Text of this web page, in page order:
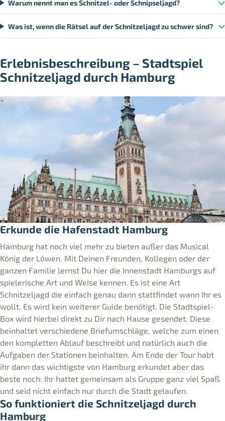
Warum nennt man es Schnitzel- oder Schnipseljagd?
Was ist, wenn die Rätsel auf der Schnitzeljagd zu schwer sind?
Erlebnisbeschreibung – Stadtspiel
Schnitzeljagd durch Hamburg
Erkunde die Hafenstadt Hamburg
Hamburg hat noch viel mehr zu bieten außer das Musical
König der Löwen. Mit Deinen Freunden, Kollegen oder der
ganzen Familie lernst Du hier die Innenstadt Hamburgs auf
spielerische Art und Weise kennen. Es ist eine Art
Schnitzeljagd die einfach genau dann stattfindet wann Ihr es
wollt. Es wird kein weiterer Guide benötigt. Die Stadtspiel-
Box wird hierbei direkt zu Dir nach Hause gesendet. Diese
beinhaltet verschiedene Briefumschläge, welche zum einen
den kompletten Ablauf beschreibt und natürlich auch die
Aufgaben der Stationen beinhalten. Am Ende der Tour habt
ihr dann das wichtigste von Hamburg erkundet aber das
beste noch: Ihr hattet gemeinsam als Gruppe ganz viel Spaß
und seid nicht einfach nur durch die Stadt gelaufen.
So funktioniert die Schnitzeljagd durch
Hamburg